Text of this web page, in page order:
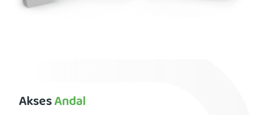
AksesAndal